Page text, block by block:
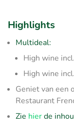
Highlights
Multideal:
High wine
High wine
Geniet van een
Restaurant
Zie hierde